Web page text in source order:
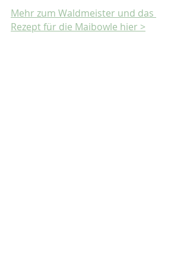
Mehr zum Waldmeister und das
Rezept für die Maibowle hier >